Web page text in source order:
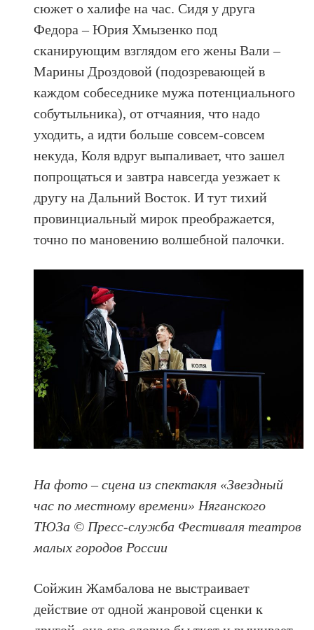
сюжет о халифе на час. Сидя у друга
Федора – Юрия Хмызенко под
сканирующим взглядом его жены Вали –
Марины Дроздовой (подозревающей в
каждом собеседнике мужа потенциального
собутыльника), от отчаяния, что надо
уходить, а идти больше совсем-совсем
некуда, Коля вдруг выпаливает, что зашел
попрощаться и завтра навсегда уезжает к
другу на Дальний Восток. И тут тихий
провинциальный мирок преображается,
точно по мановению волшебной палочки.
На фото – сцена из спектакля «Звездный
час по местному времени» Няганского
ТЮЗа © Пресс-служба Фестиваля театров
малых городов России
Сойжин Жамбалова не выстраивает
действие от одной жанровой сценки к